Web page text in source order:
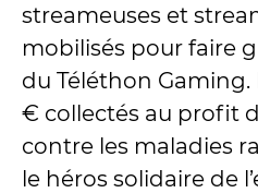
streameuses et
mobilisés pour faire
du Téléthon Gaming.
€ collectés au profit
contre les maladies
le héros solidaire de